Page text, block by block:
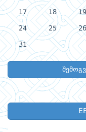
17 18 19
24 25 26
31